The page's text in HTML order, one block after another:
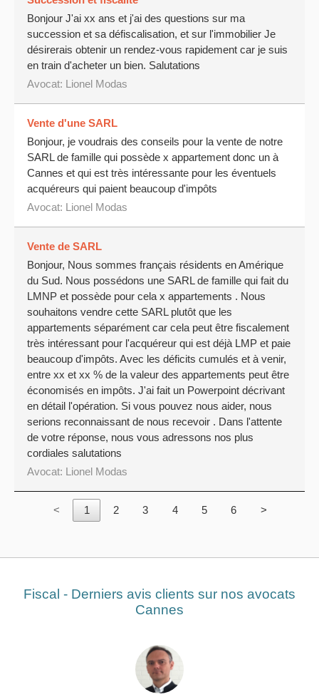
Bonjour J'ai xx ans et j'ai des questions sur ma
succession et sa défiscalisation, et sur l'immobilier Je
désirerais obtenir un rendez-vous rapidement car je suis
en train d'acheter un bien. Salutations
Avocat:
Lionel Modas
Vente d'une SARL
Bonjour, je voudrais des conseils pour la vente de notre
SARL de famille qui possède x appartement donc un à
Cannes et qui est très intéressante pour les éventuels
acquéreurs qui paient beaucoup d'impôts
Avocat:
Lionel Modas
Vente de SARL
Bonjour, Nous sommes français résidents en Amérique
du Sud. Nous possédons une SARL de famille qui fait du
LMNP et possède pour cela x appartements . Nous
souhaitons vendre cette SARL plutôt que les
appartements séparément car cela peut être fiscalement
très intéressant pour l'acquéreur qui est déjà LMP et paie
beaucoup d'impôts. Avec les déficits cumulés et à venir,
entre xx et xx % de la valeur des appartements peut être
économisés en impôts. J'ai fait un Powerpoint décrivant
en détail l'opération. Si vous pouvez nous aider, nous
serions reconnaissant de nous recevoir . Dans l'attente
de votre réponse, nous vous adressons nos plus
cordiales salutations
Avocat:
Lionel Modas
< 1 2 3 4 5 6 >
Fiscal - Derniers avis clients sur nos avocats
Cannes